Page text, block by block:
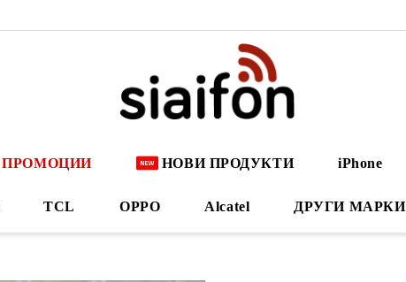
ПРОМОЦИИ НОВИ ПРОДУКТИ iPhone
TCL OPPO Alcatel ДРУГИ МАРКИ